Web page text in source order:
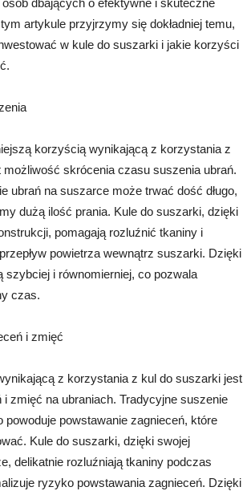
dbających o efektywne i skuteczne
artykule przyjrzymy się dokładniej temu,
w kule do suszarki i jakie korzyści
korzyścią wynikającą z korzystania z
możliwość skrócenia czasu suszenia ubrań.
ubrań na suszarce może trwać dość długo,
dużą ilość prania. Kule do suszarki, dzięki
pomagają rozluźnić tkaniny i
powietrza wewnątrz suszarki. Dzięki
szybciej i równomierniej, co pozwala
czas.
i zmięć
z korzystania z kul do suszarki jest
i zmięć na ubraniach. Tradycyjne suszenie
powoduje powstawanie zagnieceń, które
Kule do suszarki, dzięki swojej
delikatnie rozluźniają tkaniny podczas
ryzyko powstawania zagnieceń. Dzięki